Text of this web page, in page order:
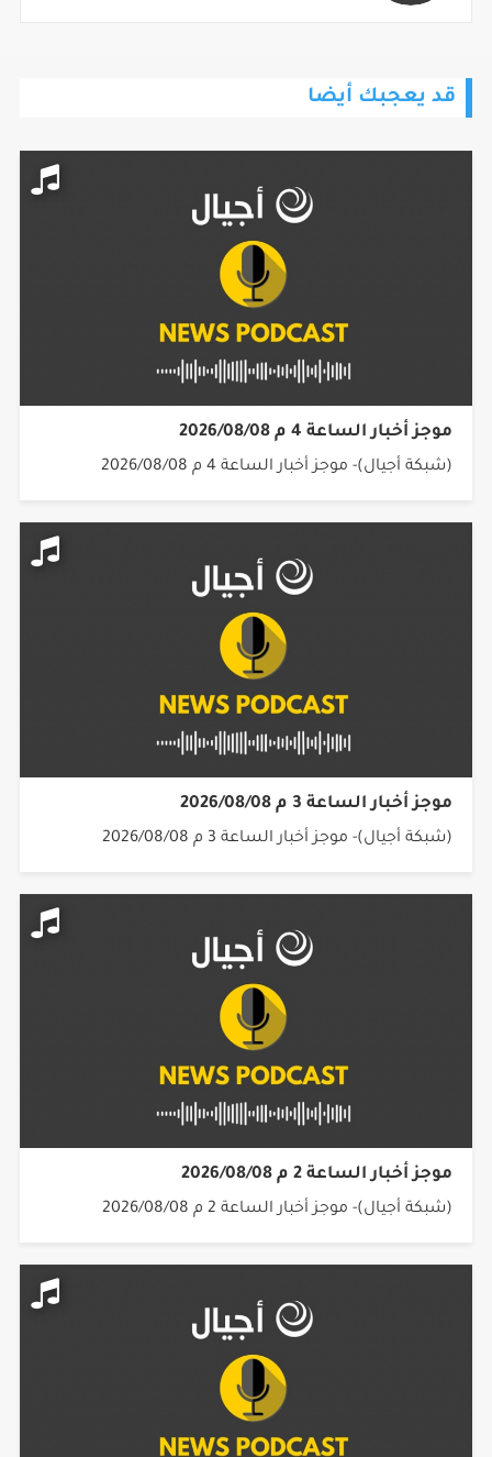
قد يعجبك أيضا
موجز أخبار الساعة 4 م 2026/08/08
(شبكة أجيال)- موجز أخبار الساعة 4 م 2026/08/08
موجز أخبار الساعة 3 م 2026/08/08
(شبكة أجيال)- موجز أخبار الساعة 3 م 2026/08/08
موجز أخبار الساعة 2 م 2026/08/08
(شبكة أجيال)- موجز أخبار الساعة 2 م 2026/08/08